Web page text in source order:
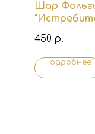
Шар
450 р.
Подробнее